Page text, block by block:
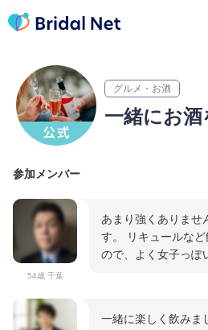
グルメ・お酒
一緒にお
参加メンバー
54歳 千葉
あまり強くありませ
す。 リキュールな
ので、よく女子っぽ
一緒に楽しく飲みま